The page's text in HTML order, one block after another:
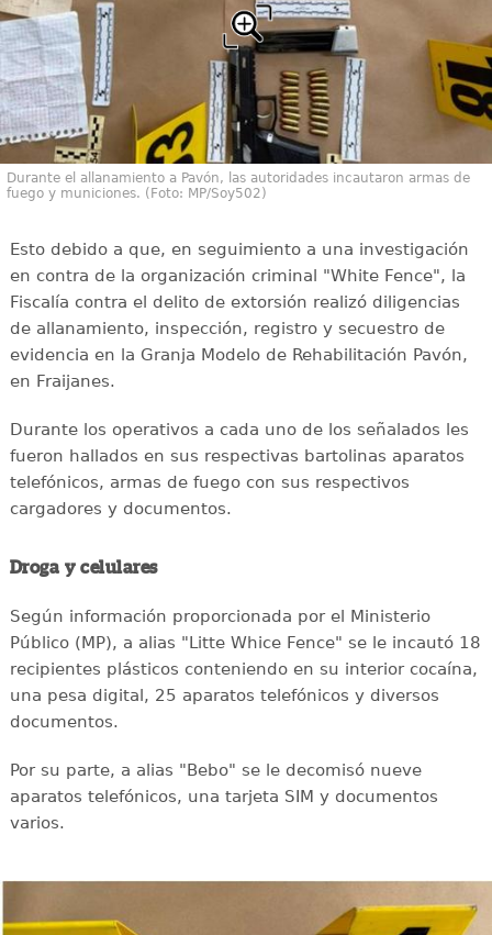
Durante el allanamiento a Pavón, las autoridades incautaron armas de
fuego y municiones. (Foto: MP/Soy502)
Esto debido a que, en seguimiento a una investigación
en contra de la organización criminal "White Fence", la
Fiscalía contra el delito de extorsión realizó diligencias
de allanamiento, inspección, registro y secuestro de
evidencia en la Granja Modelo de Rehabilitación Pavón,
en Fraijanes.
Durante los operativos a cada uno de los señalados les
fueron hallados en sus respectivas bartolinas aparatos
telefónicos, armas de fuego con sus respectivos
cargadores y documentos.
Droga y celulares
Según información proporcionada por el Ministerio
Público (MP), a alias "Litte Whice Fence" se le incautó 18
recipientes plásticos conteniendo en su interior cocaína,
una pesa digital, 25 aparatos telefónicos y diversos
documentos.
Por su parte, a alias "Bebo" se le decomisó nueve
aparatos telefónicos, una tarjeta SIM y documentos
varios.